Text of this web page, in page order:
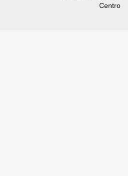
Centro